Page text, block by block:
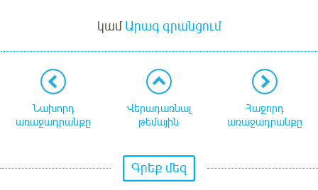
կամԱրագ գրանցում
Նախորդ
առաջադրանքը
Վերադառնալ
թեմային
Հաջորդ
առաջադրանքը
Գրեք մեզ